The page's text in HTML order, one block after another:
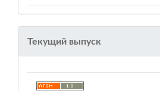
Текущий выпуск